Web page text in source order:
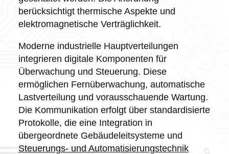
berücksichtigt thermische Aspekte und
elektromagnetische Verträglichkeit.
Moderne industrielle Hauptverteilungen
integrieren digitale Komponenten für
Überwachung und Steuerung. Diese
ermöglichen Fernüberwachung, automatische
Lastverteilung und vorausschauende Wartung.
Die Kommunikation erfolgt über standardisierte
Protokolle, die eine Integration in
übergeordnete Gebäudeleitsysteme und
Steuerungs- und Automatisierungstechnik